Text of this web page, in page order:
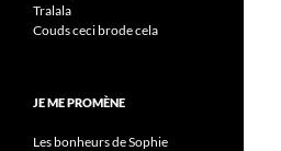
Tralala
Couds ceci brode cela
JE ME PROMÈNE
Les bonheurs de Sophie